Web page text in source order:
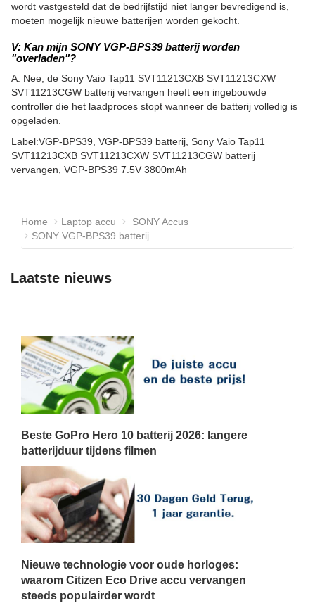
wordt vastgesteld dat de bedrijfstijd niet langer bevredigend is,
moeten mogelijk nieuwe batterijen worden gekocht.
V: Kan mijn SONY VGP-BPS39 batterij worden
"overladen"?
A: Nee, de Sony Vaio Tap11 SVT11213CXB SVT11213CXW
SVT11213CGW batterij vervangen heeft een ingebouwde
controller die het laadproces stopt wanneer de batterij volledig is
opgeladen.
Label:VGP-BPS39, VGP-BPS39 batterij, Sony Vaio Tap11
SVT11213CXB SVT11213CXW SVT11213CGW batterij
vervangen, VGP-BPS39 7.5V 3800mAh
Home Laptop accu
SONY Accus
SONY VGP-BPS39 batterij
Laatste nieuws
Beste GoPro Hero 10 batterij 2026: langere
batterijduur tijdens filmen
Nieuwe technologie voor oude horloges:
waarom Citizen Eco Drive accu vervangen
steeds populairder wordt